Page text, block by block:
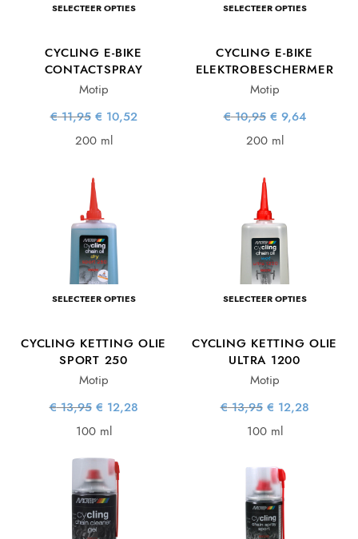
SELECTEER OPTIES
CYCLING E-BIKE
CONTACTSPRAY
Motip
€11,95 Oorspronkelijke
prijs was:
€ 10,52
200 ml
SELECTEER OPTIES
CYCLING E-BIKE
ELEKTROBESCHERMER
Motip
€10,95 Oorspronkelijke
prijs was:
€ 9,64Huidige
200 ml
SELECTEER OPTIES
CYCLING KETTING OLIE
SPORT 250
Motip
€13,95 Oorspronkelijke
prijs was:
€ 12,28
100 ml
SELECTEER OPTIES
CYCLING KETTING OLIE
ULTRA 1200
Motip
€13,95 Oorspronkelijke
prijs was:
€ 12,28
100 ml